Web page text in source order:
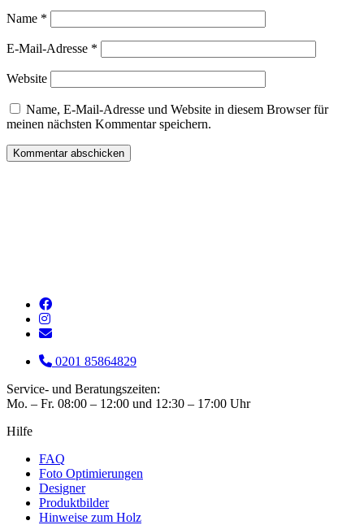
Name *
E-Mail-Adresse *
Website
Name, E-Mail-Adresse und Website in diesem Browser für
meinen nächsten Kommentar speichern.
0201 85864829
Service- und Beratungszeiten:
Mo. – Fr. 08:00 – 12:00 und 12:30 – 17:00 Uhr
Hilfe
FAQ
Foto Optimierungen
Designer
Produktbilder
Hinweise zum Holz